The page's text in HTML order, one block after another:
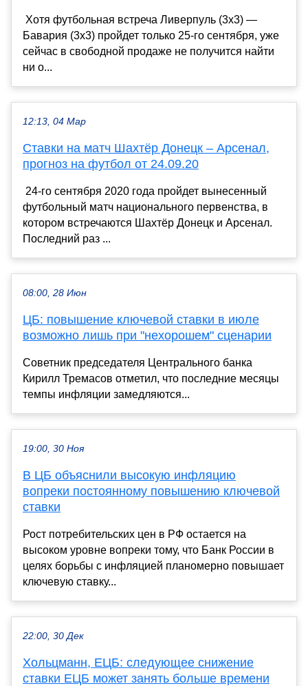
Хотя футбольная встреча Ливерпуль (3х3) —
Бавария (3х3) пройдет только 25-го сентября, уже
сейчас в свободной продаже не получится найти
ни о...
12:13, 04 Мар
Ставки на матч Шахтёр Донецк – Арсенал,
прогноз на футбол от 24.09.20
24-го сентября 2020 года пройдет вынесенный
футбольный матч национального первенства, в
котором встречаются Шахтёр Донецк и Арсенал.
Последний раз ...
08:00, 28 Июн
ЦБ: повышение ключевой ставки в июле
возможно лишь при "нехорошем" сценарии
Советник председателя Центрального банка
Кирилл Тремасов отметил, что последние месяцы
темпы инфляции замедляются...
19:00, 30 Ноя
В ЦБ объяснили высокую инфляцию
вопреки постоянному повышению ключевой
ставки
Рост потребительских цен в РФ остается на
высоком уровне вопреки тому, что Банк России в
целях борьбы с инфляцией планомерно повышает
ключевую ставку...
22:00, 30 Дек
Хольцманн, ЕЦБ: следующее снижение
ставки ЕЦБ может занять больше времени